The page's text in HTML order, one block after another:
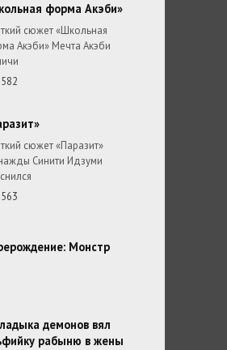
форма Акэби»
сюжет «Школьная
Акэби» Мечта Акэби
582
сюжет «Паразит»
Синити Идзуми
563
Монстр
демонов вял
рабыню в жены